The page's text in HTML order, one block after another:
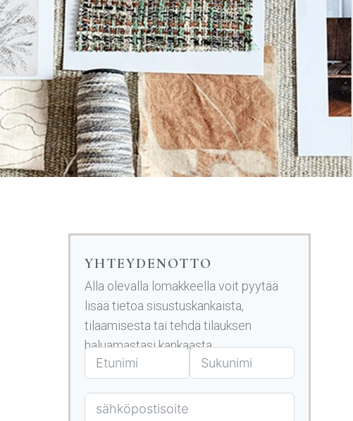
YHTEYDENOTTO
Alla olevalla lomakkeella voit pyytää
lisää tietoa sisustuskankaista,
tilaamisesta tai tehdä tilauksen
haluamastasi kankaasta.